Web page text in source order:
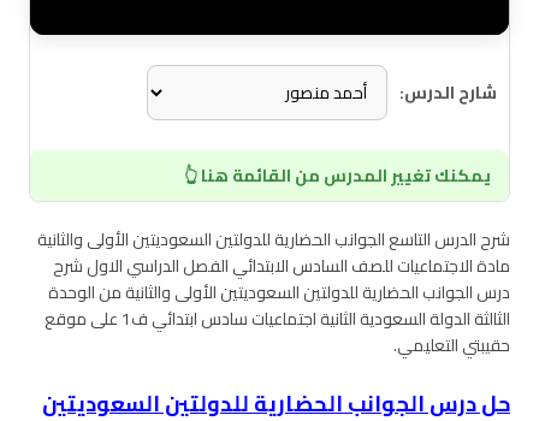
شارح الدرس:
يمكنك تغيير المدرس من القائمة هنا 👆
شرح الدرس التاسع الجوانب الحضارية للدولتين السعوديتين الأولى والثانية
مادة الاجتماعيات للصف السادس الابتدائي الفصل الدراسي الاول شرح
درس الجوانب الحضارية للدولتين السعوديتين الأولى والثانية من الوحدة
الثالثة الدولة السعودية الثانية اجتماعيات سادس ابتدائي ف1 على موقع
حقيبتي التعليمي.
حل درس الجوانب الحضارية للدولتين السعوديتين